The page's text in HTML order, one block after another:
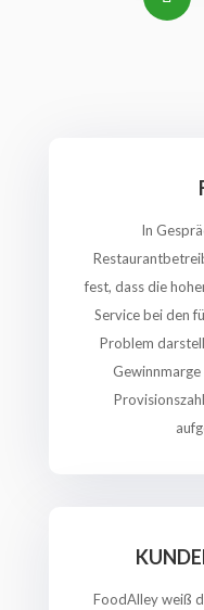
In
fest, dass die
Service bei den
Problem
FoodAlley weiß